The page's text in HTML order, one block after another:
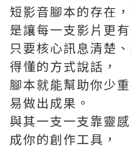
短影音腳本的存在
是讓每一支影片更有
只要核心訊息清楚
得懂的方式說話，
腳本就能幫助你少
易做出成果。
與其一支一支靠靈
成你的創作工具，